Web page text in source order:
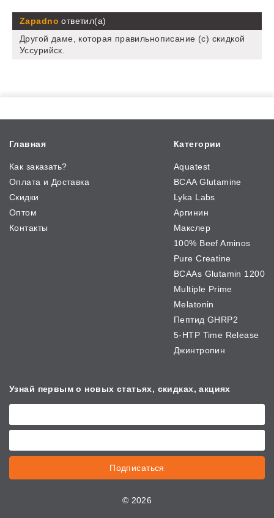
Zapadno ответил(а)
Другой даме, которая правильнописание (с) скидкой
Уссурийск.
Главная
Как заказать?
Оплата и Доставка
Скидки
Оптом
Контакты
Категории
Aquatest
BCAA Glutamine
Lyka Labs
Аргинин
Макслер
100% Beef Aminos
Pure Creatine
BCAAs Glutamin 1200
Multiple Prime
Melatonin
Пептид GHRP2
5-HTP Time Release
Джинтропин
Узнай первым о новых статьях, скидках, акциях
Подписаться
© 2026